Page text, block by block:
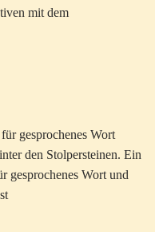
mit dem
gesprochenes Wort
den Stolpersteinen. Ein
gesprochenes Wort und